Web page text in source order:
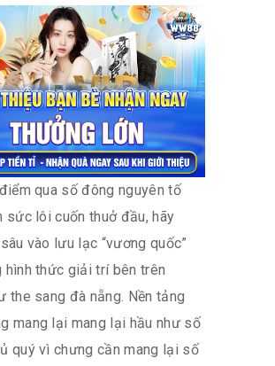
qua số đông nguyên tố
sức lôi cuốn thuở đầu, hãy
vào lưu lạc “vương quốc”
hình thức giải trí bên trên
the sang đà nẵng. Nền tảng
mang lại mang lại hầu như số
quý vì chưng cần mang lại số